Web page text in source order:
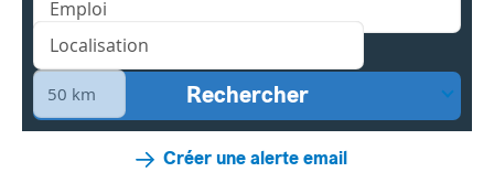
Créer une alerte email